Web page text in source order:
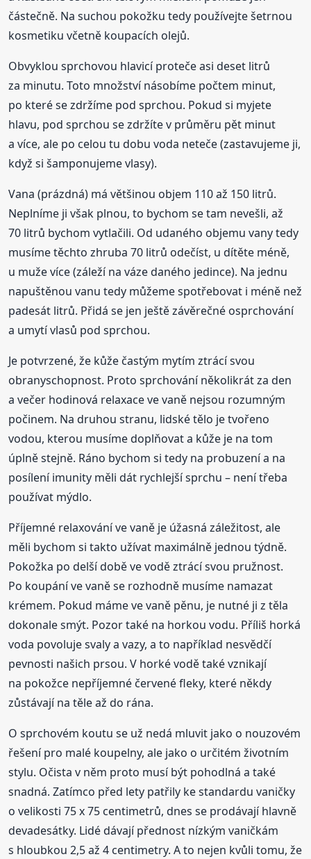
částečně. Na suchou pokožku tedy používejte šetrnou
kosmetiku včetně koupacích olejů.
Obvyklou sprchovou hlavicí proteče asi deset litrů
za minutu. Toto množství násobíme počtem minut,
po které se zdržíme pod sprchou. Pokud si myjete
hlavu, pod sprchou se zdržíte v průměru pět minut
a více, ale po celou tu dobu voda neteče (zastavujeme ji,
když si šamponujeme vlasy).
Vana (prázdná) má většinou objem 110 až 150 litrů.
Neplníme ji však plnou, to bychom se tam nevešli, až
70 litrů bychom vytlačili. Od udaného objemu vany tedy
musíme těchto zhruba 70 litrů odečíst, u dítěte méně,
u muže více (záleží na váze daného jedince). Na jednu
napuštěnou vanu tedy můžeme spotřebovat i méně než
padesát litrů. Přidá se jen ještě závěrečné osprchování
a umytí vlasů pod sprchou.
Je potvrzené, že kůže častým mytím ztrácí svou
obranyschopnost. Proto sprchování několikrát za den
a večer hodinová relaxace ve vaně nejsou rozumným
počinem. Na druhou stranu, lidské tělo je tvořeno
vodou, kterou musíme doplňovat a kůže je na tom
úplně stejně. Ráno bychom si tedy na probuzení a na
posílení imunity měli dát rychlejší sprchu – není třeba
používat mýdlo.
Příjemné relaxování ve vaně je úžasná záležitost, ale
měli bychom si takto užívat maximálně jednou týdně.
Pokožka po delší době ve vodě ztrácí svou pružnost.
Po koupání ve vaně se rozhodně musíme namazat
krémem. Pokud máme ve vaně pěnu, je nutné ji z těla
dokonale smýt. Pozor také na horkou vodu. Příliš horká
voda povoluje svaly a vazy, a to například nesvědčí
pevnosti našich prsou. V horké vodě také vznikají
na pokožce nepříjemné červené fleky, které někdy
zůstávají na těle až do rána.
O sprchovém koutu se už nedá mluvit jako o nouzovém
řešení pro malé koupelny, ale jako o určitém životním
stylu. Očista v něm proto musí být pohodlná a také
snadná. Zatímco před lety patřily ke standardu vaničky
o velikosti 75 x 75 centimetrů, dnes se prodávají hlavně
devadesátky. Lidé dávají přednost nízkým vaničkám
s hloubkou 2,5 až 4 centimetry. A to nejen kvůli tomu, že